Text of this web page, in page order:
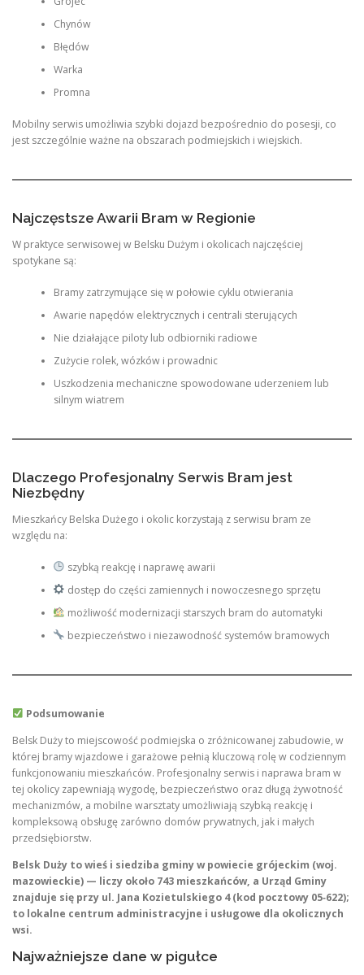
Chynów
Błędów
Warka
Promna
Mobilny serwis umożliwia szybki dojazd bezpośrednio do posesji, co
jest szczególnie ważne na obszarach podmiejskich i wiejskich.
Najczęstsze Awarii Bram w Regionie
W praktyce serwisowej w Belsku Dużym i okolicach najczęściej
spotykane są:
Bramy zatrzymujące się w połowie cyklu otwierania
Awarie napędów elektrycznych i centrali sterujących
Nie działające piloty lub odbiorniki radiowe
Zużycie rolek, wózków i prowadnic
Uszkodzenia mechaniczne spowodowane uderzeniem lub
silnym wiatrem
Dlaczego Profesjonalny Serwis Bram jest
Niezbędny
Mieszkańcy Belska Dużego i okolic korzystają z serwisu bram ze
względu na:
szybką reakcję i naprawę awarii
dostęp do części zamiennych i nowoczesnego sprzętu
możliwość modernizacji starszych bram do automatyki
bezpieczeństwo i niezawodność systemów bramowych
Podsumowanie
Belsk Duży to miejscowość podmiejska o zróżnicowanej zabudowie, w
której bramy wjazdowe i garażowe pełnią kluczową rolę w codziennym
funkcjonowaniu mieszkańców. Profesjonalny serwis i naprawa bram w
tej okolicy zapewniają wygodę, bezpieczeństwo oraz długą żywotność
mechanizmów, a mobilne warsztaty umożliwiają szybką reakcję i
kompleksową obsługę zarówno domów prywatnych, jak i małych
przedsiębiorstw.
Belsk Duży to wieś i siedziba gminy w powiecie grójeckim (woj.
mazowieckie) — liczy około 743 mieszkańców, a Urząd Gminy
znajduje się przy ul. Jana Kozietulskiego 4 (kod pocztowy 05‑622);
to lokalne centrum administracyjne i usługowe dla okolicznych
wsi.
Najważniejsze dane w pigułce